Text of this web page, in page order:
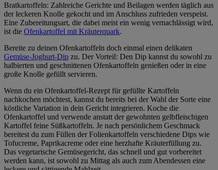
Bratkartoffeln: Zahlreiche Gerichte und Beilagen werden täglich aus
der leckeren Knolle gekocht und im Anschluss zufrieden verspeist.
Eine Zubereitungsart, die dabei meist ein wenig vernachlässigt wird,
ist die Ofenkartoffel mit Kräuterquark.
Bereite zu deinen Ofenkartoffeln doch einmal einen delikaten
Gemüse-Joghurt-Dip zu. Der Vorteil: Den Dip kannst du sowohl zu
halbierten und geschnittenen Ofenkartoffeln genießen oder in eine
große Knolle gefüllt servieren.
Wenn du ein Ofenkartoffel-Rezept für gefüllte Kartoffeln
nachkochen möchtest, kannst du bereits bei der Wahl der Sorte eine
köstliche Variation in dein Gericht integrieren. Koche die
Ofenkartoffel und verwende anstatt der gewohnten gelbfleischigen
Kartoffel feine Süßkartoffeln. Je nach persönlichem Geschmack
bereitest du zum Füllen der Folienkartoffeln verschiedene Dips wie
Tofucreme, Paprikacreme oder eine herzhafte Kräuterfüllung zu.
Das vegetarische Gemüsegericht, das schnell und gut vorbereitet
werden kann, ist sowohl zu Mittag als auch zum Abendessen eine